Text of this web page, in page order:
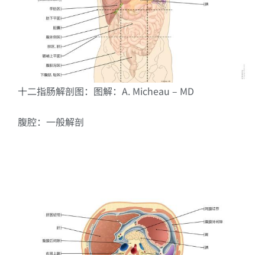
十二指肠解剖图：图解：A. Micheau – MD
腹腔：一般解剖